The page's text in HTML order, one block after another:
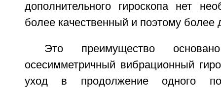
дополнительного гироскопа нет
более качественный и поэтому более
Это преимущество
осесимметричный вибрационный
уход в продолжение одного